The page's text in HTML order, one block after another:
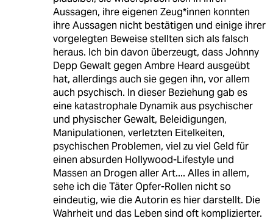
Aussagen, ihre eigenen Zeug*innen konnten
ihre Aussagen nicht bestätigen und einige ihrer
vorgelegten Beweise stellten sich als falsch
heraus. Ich bin davon überzeugt, dass Johnny
Depp Gewalt gegen Ambre Heard ausgeübt
hat, allerdings auch sie gegen ihn, vor allem
auch psychisch. In dieser Beziehung gab es
eine katastrophale Dynamik aus psychischer
und physischer Gewalt, Beleidigungen,
Manipulationen, verletzten Eitelkeiten,
psychischen Problemen, viel zu viel Geld für
einen absurden Hollywood-Lifestyle und
Massen an Drogen aller Art.... Alles in allem,
sehe ich die Täter Opfer-Rollen nicht so
eindeutig, wie die Autorin es hier darstellt. Die
Wahrheit und das Leben sind oft komplizierter.